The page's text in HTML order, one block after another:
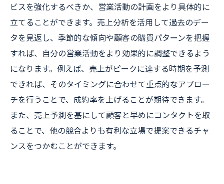
ビスを強化するべきか、営業活動の計画をより具体的に
立てることができます。売上分析を活用して過去のデー
タを見返し、季節的な傾向や顧客の購買パターンを把握
すれば、自分の営業活動をより効果的に調整できるよう
になります。例えば、売上がピークに達する時期を予測
できれば、そのタイミングに合わせて重点的なアプロー
チを行うことで、成約率を上げることが期待できます。
また、売上予測を基にして顧客と早めにコンタクトを取
ることで、他の競合よりも有利な立場で提案できるチャ
ンスをつかむことができます。